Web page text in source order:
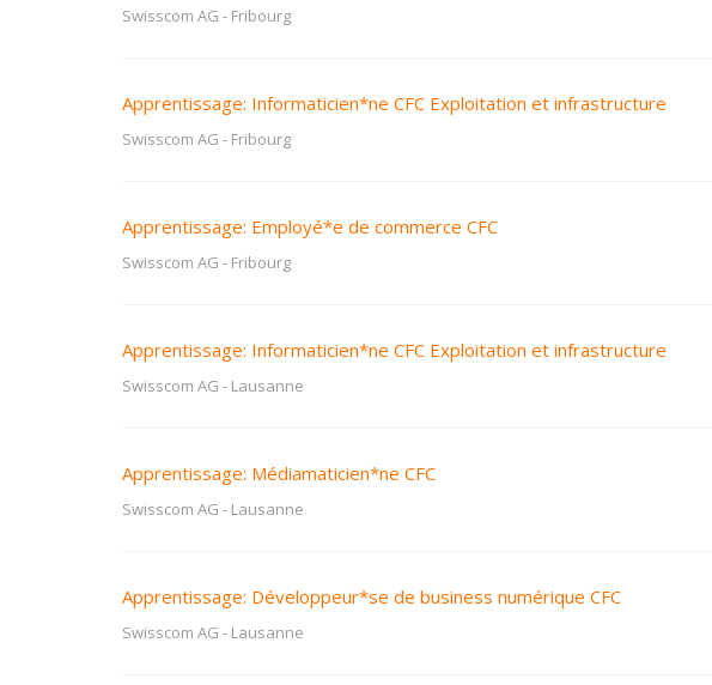
Swisscom AG - Fribourg
Apprentissage: Informaticien*ne CFC Exploitation et infrastructure
Swisscom AG - Fribourg
Apprentissage: Employé*e de commerce CFC
Swisscom AG - Fribourg
Apprentissage: Informaticien*ne CFC Exploitation et infrastructure
Swisscom AG - Lausanne
Apprentissage: Médiamaticien*ne CFC
Swisscom AG - Lausanne
Apprentissage: Développeur*se de business numérique CFC
Swisscom AG - Lausanne